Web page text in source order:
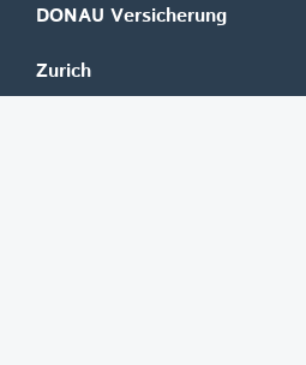
DONAU Versicherung
Zurich